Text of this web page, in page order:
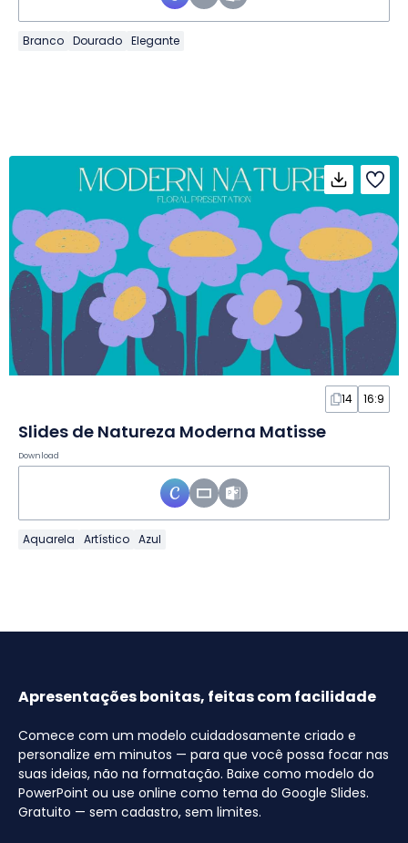
Branco Dourado Elegante
14 16:9
Slides de Natureza Moderna Matisse
Download
Aquarela Artístico Azul
Apresentações bonitas, feitas com facilidade
Comece com um modelo cuidadosamente criado e
personalize em minutos — para que você possa focar nas
suas ideias, não na formatação. Baixe como modelo do
PowerPoint ou use online como tema do Google Slides.
Gratuito — sem cadastro, sem limites.